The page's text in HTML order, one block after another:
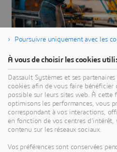
Poursuivre uniquement avec les
À vous de choisir les cookies
Dassault Systèmes et ses
cookies afin de vous faire bénéficier
possible sur leurs sites web. À cette
optimisons les performances, vous
correspondant à vos interactions,
en fonction de vos centres d'intérêt,
contenu sur les réseaux sociaux.
Vos préférences sont conservées